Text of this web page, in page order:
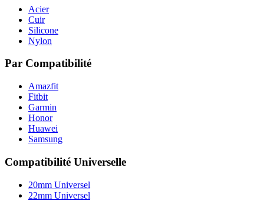
Acier
Cuir
Silicone
Nylon
Par Compatibilité
Amazfit
Fitbit
Garmin
Honor
Huawei
Samsung
Compatibilité Universelle
20mm Universel
22mm Universel